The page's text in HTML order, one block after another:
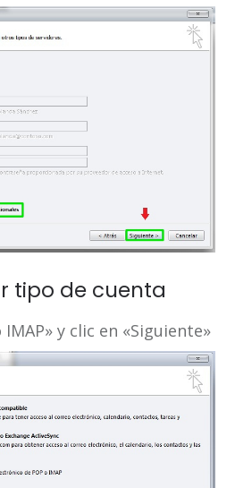
tipo de cuenta
IMAP» y clic en «Siguiente»